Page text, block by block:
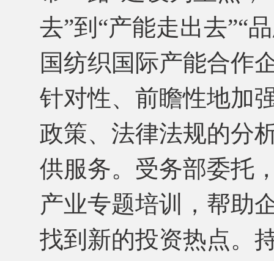
去”到“产能走出去”“
国纺织国际产能合作
针对性、前瞻性地加
政策、法律法规的分
供服务。受务部委托
产业专题培训，帮助
找到新的投资热点。